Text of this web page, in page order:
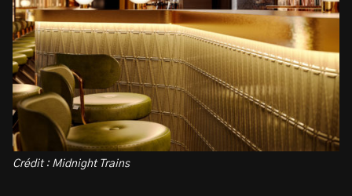
Crédit : Midnight Trains